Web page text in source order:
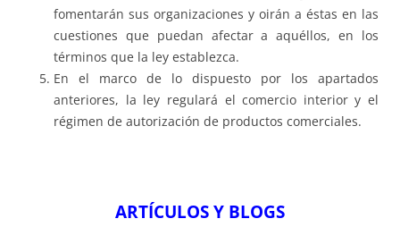
fomentarán sus organizaciones y oirán a éstas en las
cuestiones que puedan afectar a aquéllos, en los
términos que la ley establezca.
En el marco de lo dispuesto por los apartados
anteriores, la ley regulará el comercio interior y el
régimen de autorización de productos comerciales.
ARTÍCULOS Y BLOGS